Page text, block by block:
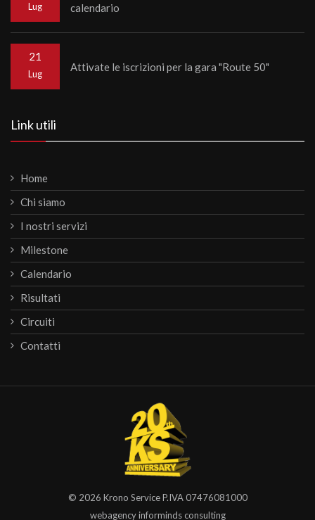
Lug
calendario
21
Lug
Attivate le iscrizioni per la gara "Route 50"
Link utili
Home
Chi siamo
I nostri servizi
Milestone
Calendario
Risultati
Circuiti
Contatti
© 2026 Krono ServiceP.IVA 07476081000
webagency informinds consulting